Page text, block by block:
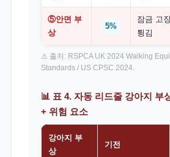
⑤안면 부
상
5%
잠금 고
튕김
⚠️ 출처: RSPCA UK 2024 Walking
Standards / US CPSC 2024.
📊 표 4. 자동 리드줄 강아지 부
+ 위험 요소
강아지 부
상
기전